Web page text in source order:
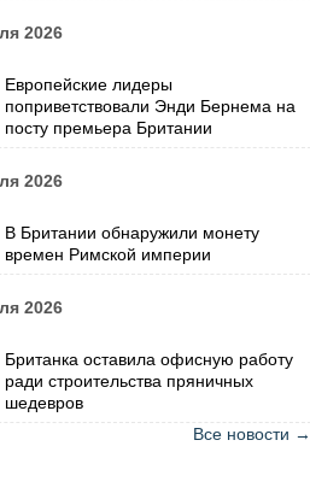
2026
Европейские лидеры
поприветствовали Энди Бернема на
посту премьера Британии
2026
В Британии обнаружили монету
времен Римской империи
2026
Британка оставила офисную работу
ради строительства пряничных
шедевров
Все новости →